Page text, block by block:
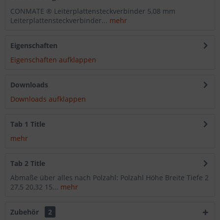
CONMATE ® Leiterplattensteckverbinder 5,08 mm
Leiterplattensteckverbinder... mehr
Eigenschaften
Eigenschaften aufklappen
Downloads
Downloads aufklappen
Tab 1 Title
mehr
Tab 2 Title
Abmaße über alles nach Polzahl: Polzahl Höhe Breite Tiefe 2
27,5 20,32 15... mehr
Zubehör 2